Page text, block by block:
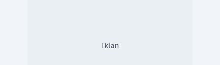
Iklan